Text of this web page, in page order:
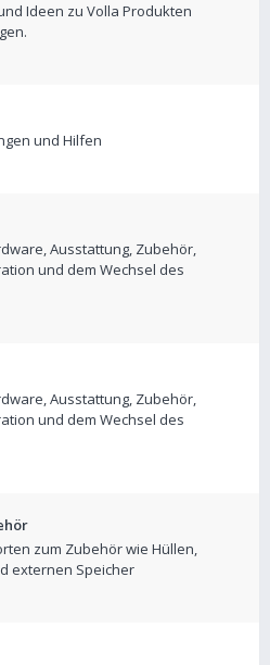
Ideen zu Volla Produkten
und Hilfen
Ausstattung, Zubehör,
und dem Wechsel des
Ausstattung, Zubehör,
und dem Wechsel des
zum Zubehör wie Hüllen,
externen Speicher